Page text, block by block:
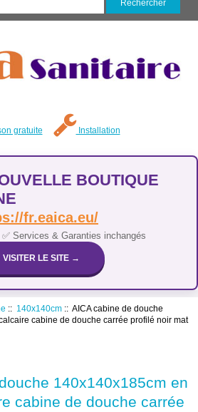
gratuite Installation
BOUTIQUE
fr.eaica.eu/
Services & Garanties inchangés
VISITER LE SITE →
:: 140x140cm:: AICA cabine de douche
cabine de douche carrée profilé noir mat
140x140x185cm en
cabine de douche carrée